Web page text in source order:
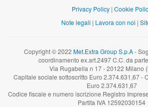
Privacy Policy | Cookie
Note legali | Lavora con noi |
Copyright © 2022 Met.Extra Group S.p.A-
coordinamento ex.art.2497 C.C. da
Via Rugabella n 17 - 20122 Milano
Capitale sociale sottoscritto Euro 2.374.631,67 -
Euro 2.374.631,67
Codice fiscale e numero iscrizione Registro
Partita IVA 12592030154